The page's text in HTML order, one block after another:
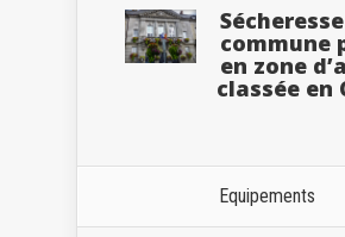
commune
en zone
classée en
Equipements